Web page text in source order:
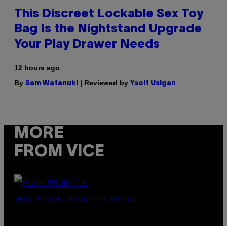
This Discreet Lockable Sex Toy
Bag Is the Nightstand Upgrade
Your Play Drawer Needs
12 hours ago
By Sam Watanuki | Reviewed by Ysolt Usigan
MORE
FROM VICE
PHOTO BY SCOTT GRIES/GETTY IMAGES